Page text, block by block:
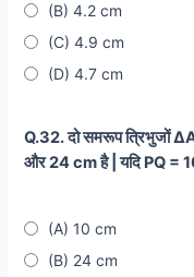
(B) 4.2 cm
(C) 4.9 cm
(D) 4.7 cm
Q.32. दो समरूप त्रिभुजों
और 24 cm है | यदि PQ =
(A) 10 cm
(B) 24 cm